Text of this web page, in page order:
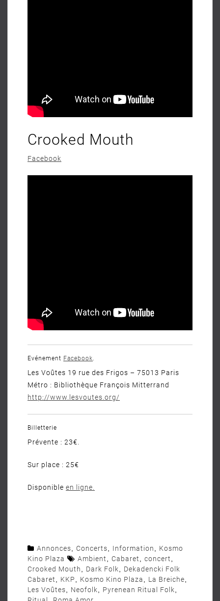
Crooked Mouth
Facebook
Evénement Facebook.
Les Voûtes 19 rue des Frigos – 75013 Paris
Métro : Bibliothèque François Mitterrand
http://www.lesvoutes.org/
Billetterie
Prévente : 23€.
Sur place : 25€
Disponible en ligne.
Annonces Concerts Information
Kosmo
Kino Plaza
Ambient Cabaret concert
Crooked Mouth
Dark Folk
Dekadencki Folk
Cabaret
KKP Kosmo Kino Plaza La Breiche
Les Voûtes
Neofolk Pyrenean Ritual Folk